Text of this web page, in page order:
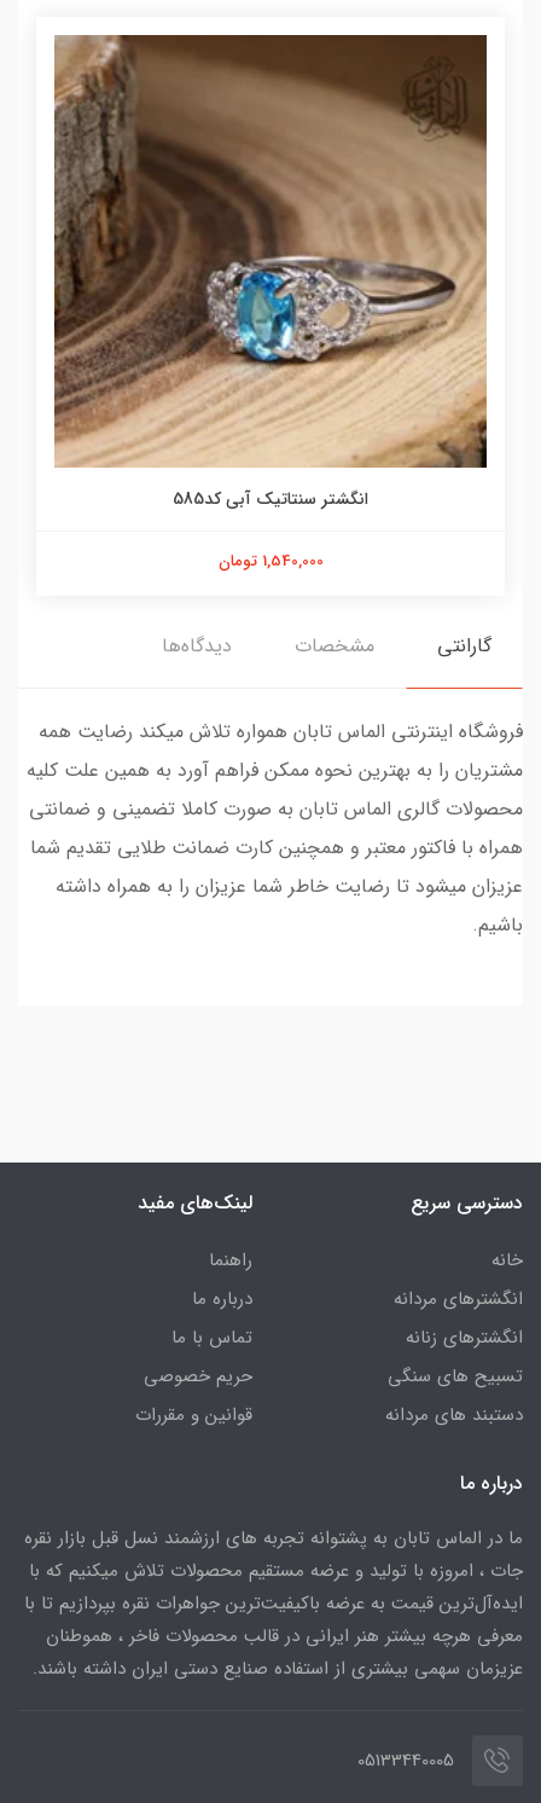
انگشتر سنتاتیک آبی کد585
1,540,000 تومان
گارانتی مشخصات دیدگاه‌ها
فروشگاه اینترنتی الماس تابان همواره تلاش میکند رضایت همه
مشتریان را به بهترین نحوه ممکن فراهم آورد به همین علت کلیه
محصولات گالری الماس تابان به صورت کاملا تضمینی و ضمانتی
همراه با فاکتور معتبر و همچنین کارت ضمانت طلایی تقدیم شما
عزیزان میشود تا رضایت خاطر شما عزیزان را به همراه داشته
باشیم.
دسترسی سریع
خانه
انگشترهای مردانه
انگشترهای زنانه
تسبیح های سنگی
دستبند های مردانه
لینک‌های مفید
راهنما
درباره ما
تماس با ما
حریم خصوصی
قوانین و مقررات
درباره ما
ما در الماس تابان به پشتوانه تجربه های ارزشمند نسل قبل بازار نقره
جات ، امروزه با تولید و عرضه مستقیم محصولات تلاش میکنیم که با
ایده‌آل‌ترین قیمت به عرضه باکیفیت‌ترین جواهرات نقره بپردازیم تا با
معرفی هرچه بیشتر هنر ایرانی در قالب محصولات فاخر ، هموطنان
عزیزمان سهمی بیشتری از استفاده صنایع دستی ایران داشته باشند.
05133440005